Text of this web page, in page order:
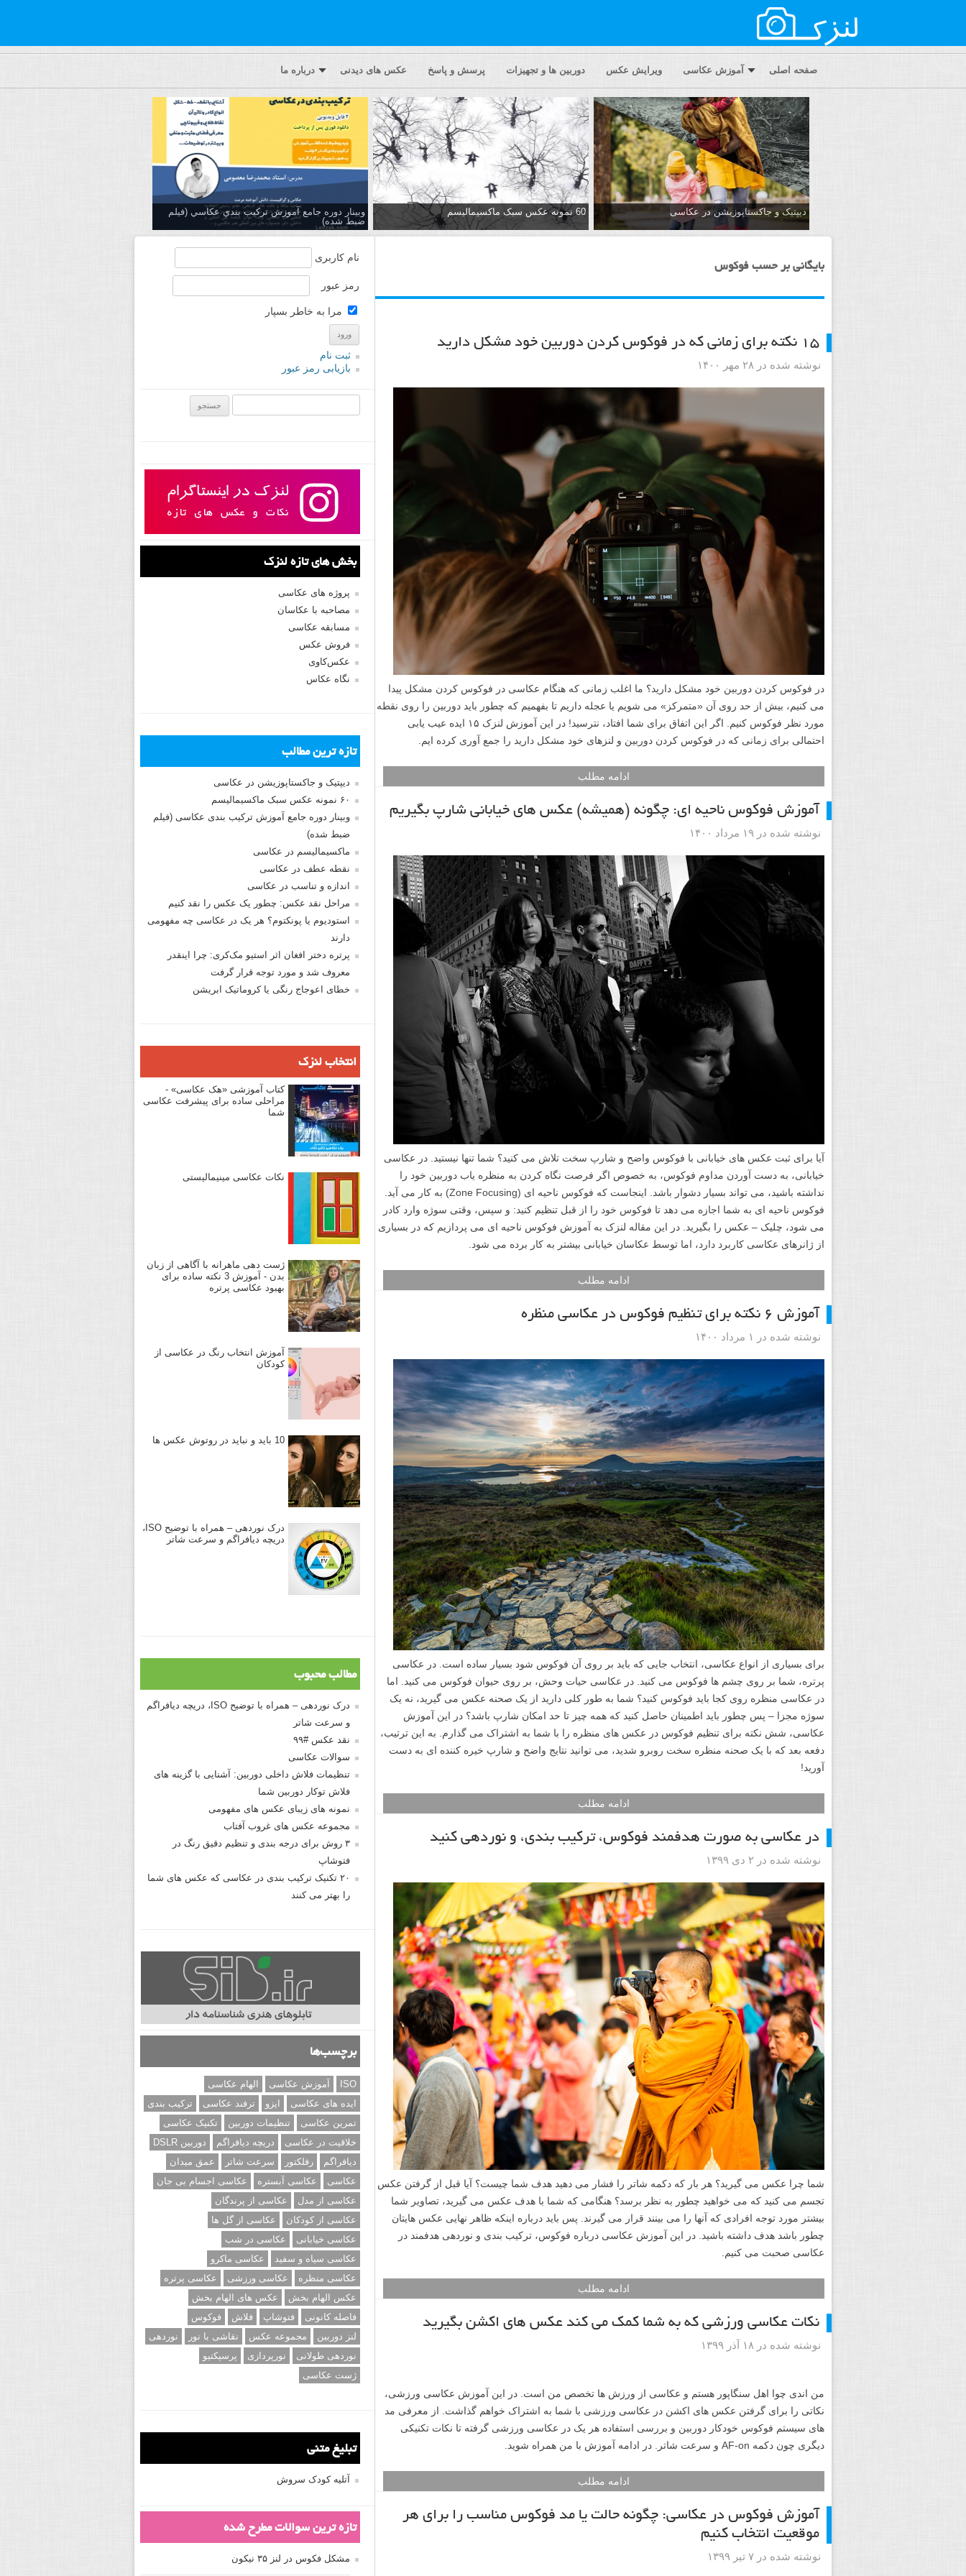
صفحه اصلی آموزش عکاسی ویرایش عکس دوربین ها و تجهیزات پرسش و پاسخ عکس های دیدنی درباره ما
دیپتیک و جاکستا‌پوزیشن در عکاسی 60 نمونه عکس سبک ماکسیمالیسم
وبینار دوره جامع آموزش تركيب بندي عكاسي (فیلم
ضبط شده)
بایگانی بر حسب فوکوس
۱۵ نکته برای زمانی که در فوکوس کردن دوربین خود مشکل دارید
نوشته شده در ۲۸ مهر ۱۴۰۰
در فوکوس کردن دوربین خود مشکل دارید؟ ما اغلب زمانی که هنگام عکاسی در فوکوس کردن مشکل پیدا
می کنیم، بیش از حد روی آن «متمرکز» می شویم یا عجله داریم تا بفهمیم که چطور باید دوربین را روی نقطه
مورد نظر فوکوس کنیم. اگر این اتفاق برای شما افتاد، نترسید! در این آموزش لنزک ۱۵ ایده عیب یابی
احتمالی برای زمانی که در فوکوس کردن دوربین و لنزهای خود مشکل دارید را جمع آوری کرده ایم.
ادامه مطلب
آموزش فوکوس ناحیه ای: چگونه (همیشه) عکس های خیابانی شارپ بگیریم
نوشته شده در ۱۹ مرداد ۱۴۰۰
آیا برای ثبت عکس های خیابانی با فوکوس واضح و شارپ سخت تلاش می کنید؟ شما تنها نیستید. در عکاسی
خیابانی، به دست آوردن مداوم فوکوس، به خصوص اگر فرصت نگاه کردن به منظره یاب دوربین خود را
نداشته باشید، می تواند بسیار دشوار باشد. اینجاست که فوکوس ناحیه ای (Zone Focusing) به کار می آید.
فوکوس ناحیه ای به شما اجازه می دهد تا فوکوس خود را از قبل تنظیم کنید: و سپس، وقتی سوژه وارد کادر
می شود، چلیک – عکس را بگیرید. در این مقاله لنزک به آموزش فوکوس ناحیه ای می پردازیم که در بسیاری
از ژانرهای عکاسی کاربرد دارد، اما توسط عکاسان خیابانی بیشتر به کار برده می شود.
ادامه مطلب
آموزش ۶ نکته برای تنظیم فوکوس در عکاسی منظره
نوشته شده در ۱ مرداد ۱۴۰۰
برای بسیاری از انواع عکاسی، انتخاب جایی که باید بر روی آن فوکوس شود بسیار ساده است. در عکاسی
پرتره، شما بر روی چشم ها فوکوس می کنید. در عکاسی حیات وحش، بر روی حیوان فوکوس می کنید. اما
در عکاسی منظره روی کجا باید فوکوس کنید؟ شما به طور کلی دارید از یک صحنه عکس می گیرید، نه یک
سوژه مجزا – پس چطور باید اطمینان حاصل کنید که همه چیز تا حد امکان شارپ باشد؟ در این آموزش
عکاسی، شش نکته برای تنظیم فوکوس در عکس های منظره را با شما به اشتراک می گذارم. به این ترتیب،
دفعه بعد که با یک صحنه منظره سخت روبرو شدید، می توانید نتایج واضح و شارپ خیره کننده ای به دست
آورید!
ادامه مطلب
در عکاسی به صورت هدفمند فوکوس، ترکیب بندی، و نوردهی کنید
نوشته شده در ۲ دی ۱۳۹۹
شما چرا عکس می گیرید؟ هر بار که دکمه شاتر را فشار می دهید هدف شما چیست؟ آیا قبل از گرفتن عکس
تجسم می کنید که می خواهید چطور به نظر برسد؟ هنگامی که شما با هدف عکس می گیرید، تصاویر شما
بیشتر مورد توجه افرادی که آنها را می بینند قرار می گیرند. پس باید درباره اینکه ظاهر نهایی عکس هایتان
چطور باشد هدف داشته باشید. در این آموزش عکاسی درباره فوکوس، ترکیب بندی و نوردهی هدفمند در
عکاسی صحبت می کنیم.
ادامه مطلب
نکات عکاسی ورزشی که به شما کمک می کند عکس های اکشن بگیرید
نوشته شده در ۱۸ آذر ۱۳۹۹
من اندی چوا اهل سنگاپور هستم و عکاسی از ورزش ها تخصص من است. در این آموزش عکاسی ورزشی،
نکاتی را برای گرفتن عکس های اکشن در عکاسی ورزشی با شما به اشتراک خواهم گذاشت. از معرفی مد
های سیستم فوکوس خودکار دوربین و بررسی استفاده هر یک در عکاسی ورزشی گرفته تا نکات تکنیکی
دیگری چون دکمه AF-on و سرعت شاتر. در ادامه آموزش با من همراه شوید.
ادامه مطلب
آموزش فوکوس در عکاسی: چگونه حالت یا مد فوکوس مناسب را برای هر
موقعیت انتخاب کنیم
نوشته شده در ۷ تیر ۱۳۹۹
نام کاربری
رمز عبور
مرا به خاطر بسپار
ثبت نام
بازیابی رمز عبور
بخش های تازه لنزک
پروژه های عکاسی
مصاحبه با عکاسان
مسابقه عکاسی
فروش عکس
عکس‌کاوی
نگاه عکاس
تازه ترین مطالب
دیپتیک و جاکستا‌پوزیشن در عکاسی
۶۰ نمونه عکس سبک ماکسیمالیسم
وبینار دوره جامع آموزش ترکیب بندی عکاسی (فیلم
ضبط شده)
ماکسیمالیسم در عکاسی
نقطه عطف در عکاسی
اندازه و تناسب در عکاسی
مراحل نقد عکس: چطور یک عکس را نقد کنیم
استودیوم یا پونکتوم؟ هر یک در عکاسی چه مفهومی
دارند
پرتره دختر افغان اثر استیو مک‌کری: چرا اینقدر
معروف شد و مورد توجه قرار گرفت
خطای اعوجاج رنگی یا کروماتیک ابریشن
انتخاب لنزک
کتاب آموزشی «هک عکاسی» -
مراحلی ساده برای پیشرفت عکاسی
شما
نکات عکاسی مینیمالیستی
ژست دهی ماهرانه با آگاهی از زبان
بدن - آموزش 3 نکته ساده برای
بهبود عکاسی پرتره
آموزش انتخاب رنگ در عکاسی از
کودکان
10 باید و نباید در روتوش عکس ها
درک نوردهی – همراه با توضیح ISO،
دریچه دیافراگم و سرعت شاتر
مطالب محبوب
درک نوردهی – همراه با توضیح ISO، دریچه دیافراگم
و سرعت شاتر
نقد عکس #۹۹
سوالات عکاسی
تنظیمات فلاش داخلی دوربین: آشنایی با گزینه های
فلاش توکار دوربین شما
نمونه های زیبای عکس های مفهومی
مجموعه عکس های غروب آفتاب
۳ روش برای درجه بندی و تنظیم دقیق رنگ در
فتوشاپ
۲۰ تکنیک ترکیب بندی در عکاسی که عکس های شما
را بهتر می کنند
برچسب‌ها
ISO آموزش عکاسی
الهام عکاسی
ایده های عکاسی
ایزو ترفند عکاسی
ترکیب بندی
تمرین عکاسی
تنظیمات دوربین
تکنیک عکاسی
خلاقیت در عکاسی
دریچه دیافراگم
دوربین DSLR
دیافراگم
رفلکتور سرعت شاتر
عمق میدان
عکاسی
عکاسی آبستره
عکاسی اجسام بی جان
عکاسی از مدل
عکاسی از پرندگان
عکاسی از کودکان
عکاسی از گل ها
عکاسی خیابانی
عکاسی در شب
عکاسی سیاه و سفید
عکاسی ماکرو
عکاسی منظره
عکاسی ورزشی
عکاسی پرتره
عکس الهام بخش
عکس های الهام بخش
فاصله کانونی
فتوشاپ فلاش
فوکوس
لنز دوربین
مجموعه عکس نقاشی با نور
نوردهی
نوردهی طولانی
نورپردازی
پرسپکتیو
ژست عکاسی
تبلیغ متنی
آتلیه کودک سروش
تازه ترین سوالات مطرح شده
مشکل فکوس در لنز ۳۵ نیکون